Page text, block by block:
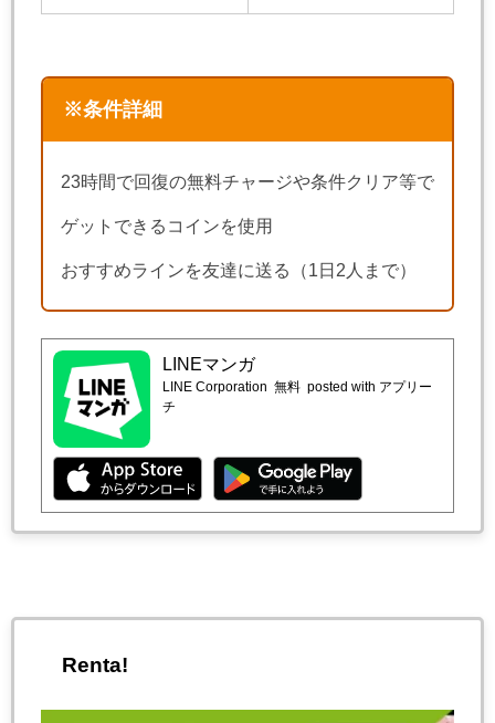
※条件詳細
23時間で回復の無料チャージや条件クリア等で
ゲットできるコインを使用
おすすめラインを友達に送る（1日2人まで）
LINEマンガ
LINE Corporation 無料 posted with アプリー
チ
Renta!